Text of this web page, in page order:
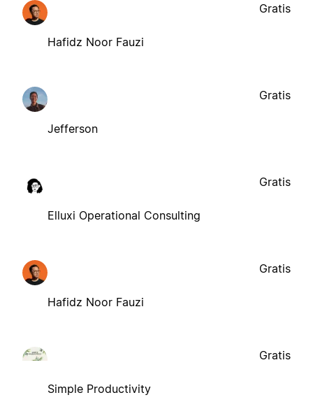
Hafidz Noor Fauzi
Gratis
Jefferson
Gratis
Elluxi Operational Consulting
Gratis
Hafidz Noor Fauzi
Gratis
Simple Productivity
Gratis